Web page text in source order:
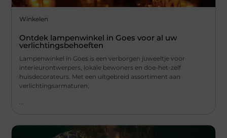
Winkelen
Ontdek lampenwinkel in Goes voor al uw
verlichtingsbehoeften
Lampenwinkel in Goes is een verborgen juweeltje voor
interieurontwerpers, lokale bewoners en doe-het-zelf
huisdecorateurs. Met een uitgebreid assortiment aan
verlichtingsarmaturen,